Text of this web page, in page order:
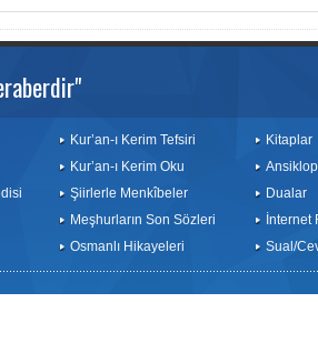
Kur’an-ı Kerim Tefsiri
Kur’an-ı Kerim Oku
Şiirlerle Menkîbeler
Meşhurların Son Sözleri
Osmanlı Hikayeleri
Kitaplar
Dualar
İnternet
Sual/